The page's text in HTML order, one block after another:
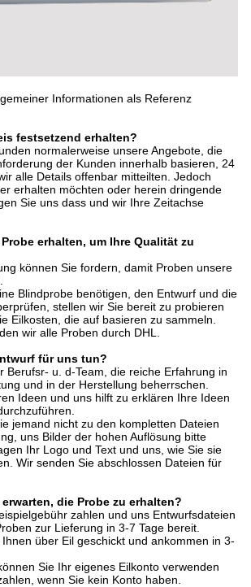
Informationen als Referenz
festsetzend erhalten?
normalerweise unsere Angebote, die
der Kunden innerhalb basieren, 24
alle Details offenbar mitteilten. Jedoch
erhalten möchten oder herein dringende
Sie uns dass und wir Ihre Zeitachse
erhalten, um Ihre Qualität zu
können Sie fordern, damit Proben unsere
Blindprobe benötigen, den Entwurf und die
stellen wir Sie bereit zu probieren
Eilkosten, die auf basieren zu sammeln.
wir alle Proben durch DHL.
für uns tun?
Berufsr- u. d-Team, die reiche Erfahrung in
und in der Herstellung beherrschen.
Ideen und uns hilft zu erklären Ihre Ideen
jemand nicht zu den kompletten Dateien
uns Bilder der hohen Auflösung bitte
Ihr Logo und Text und uns, wie Sie sie
Wir senden Sie abschlossen Dateien für
die Probe zu erhalten?
zahlen und uns Entwurfsdateien
zur Lieferung in 3-7 Tage bereit.
über Eil geschickt und ankommen in 3-
Sie Ihr eigenes Eilkonto verwenden
wenn Sie kein Konto haben.